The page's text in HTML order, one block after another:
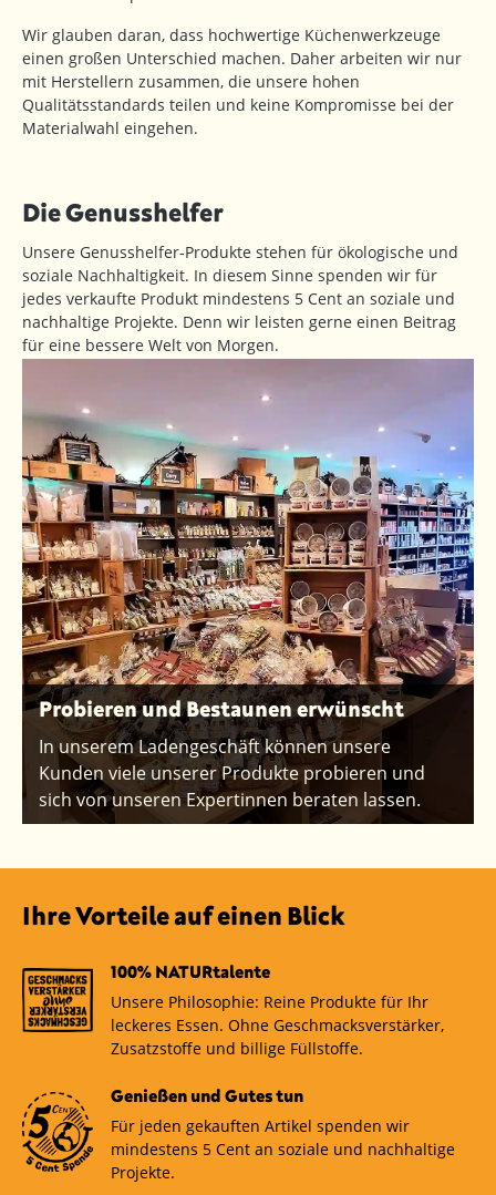
Wir glauben daran, dass hochwertige Küchenwerkzeuge
einen großen Unterschied machen. Daher arbeiten wir nur
mit Herstellern zusammen, die unsere hohen
Qualitätsstandards teilen und keine Kompromisse bei der
Materialwahl eingehen.
Die Genusshelfer
Unsere Genusshelfer-Produkte stehen für ökologische und
soziale Nachhaltigkeit. In diesem Sinne spenden wir für
jedes verkaufte Produkt mindestens 5 Cent an soziale und
nachhaltige Projekte. Denn wir leisten gerne einen Beitrag
für eine bessere Welt von Morgen.
Probieren und Bestaunen erwünscht
In unserem Ladengeschäft können unsere
Kunden viele unserer Produkte probieren und
sich von unseren Expertinnen beraten lassen.
Ihre Vorteile auf einen Blick
100% NATURtalente
Unsere Philosophie: Reine Produkte für Ihr
leckeres Essen. Ohne Geschmacksverstärker,
Zusatzstoffe und billige Füllstoffe.
Genießen und Gutes tun
Für jeden gekauften Artikel spenden wir
mindestens 5 Cent an soziale und nachhaltige
Projekte.